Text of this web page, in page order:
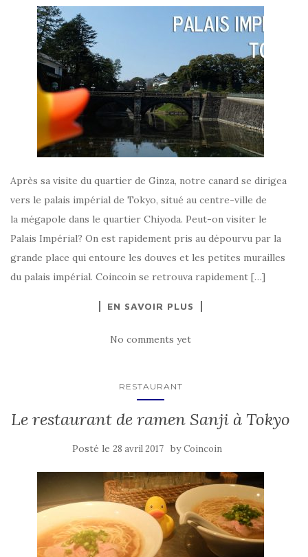
Après sa visite du quartier de Ginza, notre canard se dirigea
vers le palais impérial de Tokyo, situé au centre-ville de
la mégapole dans le quartier Chiyoda. Peut-on visiter le
Palais Impérial? On est rapidement pris au dépourvu par la
grande place qui entoure les douves et les petites murailles
du palais impérial. Coincoin se retrouva rapidement […]
EN SAVOIR PLUS
No comments yet
RESTAURANT
Le restaurant de ramen Sanji à Tokyo
Posté le 28 avril 2017 byCoincoin